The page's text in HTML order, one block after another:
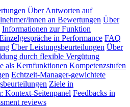
Über Antworten auf
innen an Bewertungen Über
Informationen zur Funktion
in Performance FAQ
Über Leistungsbeurteilungen Über
durch flexible Vergütung
als Kernfunktionen Kompetenzstufen
Echtzeit-Manager-gewichtete
Ziele in
Kontext-Seitenpanel Feedbacks in
reviews